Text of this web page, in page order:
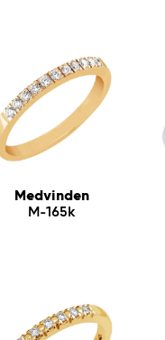
Medvinden
M-165k